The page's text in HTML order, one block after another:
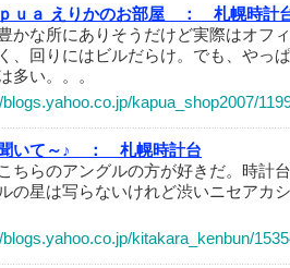
ｕａ えりかのお部屋 ：
札幌時計
かな所にありそうだけど実際はオフ
、回りにはビルだらけ。でも、やっ
多い。。。
blogs.yahoo.co.jp/kapua_shop2007/
いて～♪ ：
札幌時計台
ちらのアングルの方が好きだ。時計
の星は写らないけれど渋いニセアカ
blogs.yahoo.co.jp/kitakara_kenbun/